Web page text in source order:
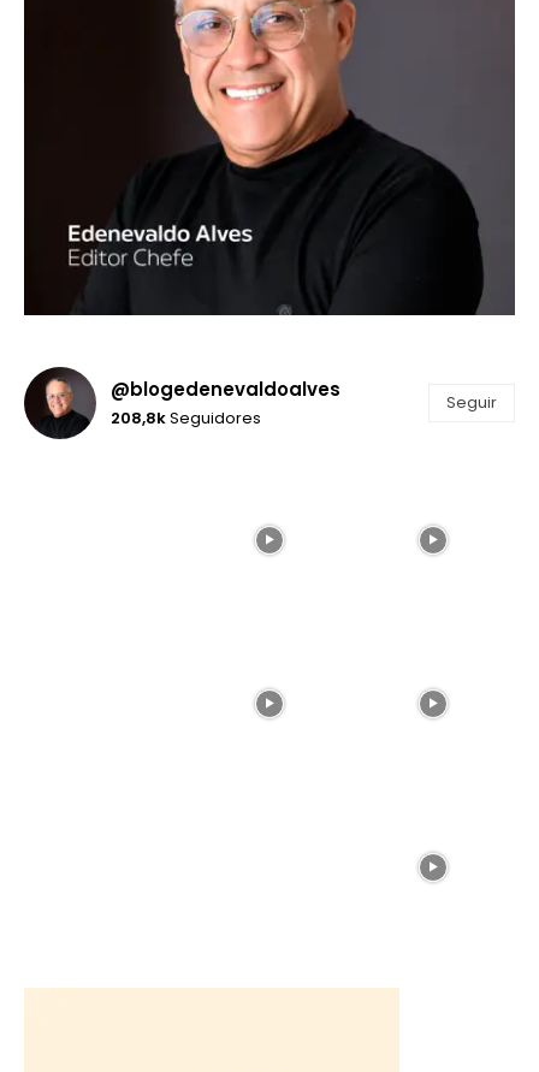
@blogedenevaldoalves
208,8kSeguidores
Seguir